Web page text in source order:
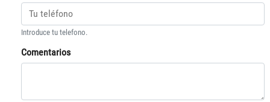
Introduce tu telefono.
Comentarios